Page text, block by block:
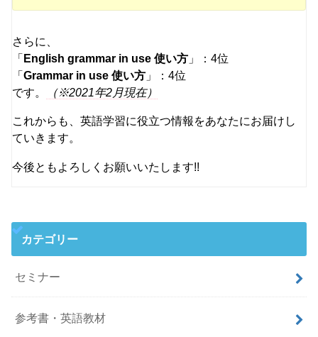
さらに、
「English grammar in use 使い方 」：4位
「Grammar in use 使い方 」：4位
です。
（※2021年2月現在）
これからも、英語学習に役立つ情報をあなたにお届けし
ていきます。
今後ともよろしくお願いいたします!!
カテゴリー
セミナー
参考書・英語教材